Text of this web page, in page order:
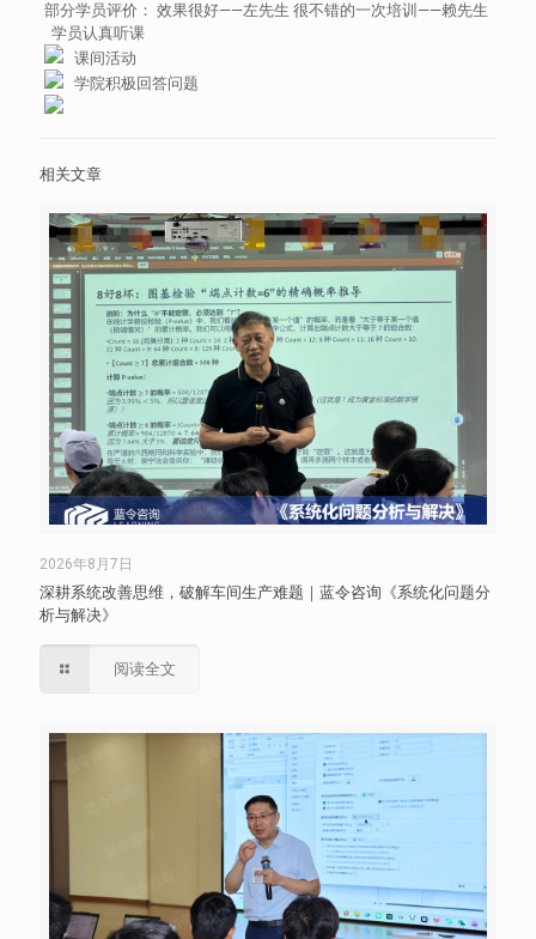
部分学员评价： 效果很好——左先生 很不错的一次培训——赖先生
学员认真听课
课间活动
学院积极回答问题
相关文章
2026年8月7日
深耕系统改善思维，破解车间生产难题｜蓝令咨询《系统化问题分
析与解决》
阅读全文